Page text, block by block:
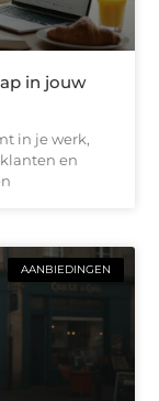
in jouw
in je werk,
en
AANBIEDINGEN